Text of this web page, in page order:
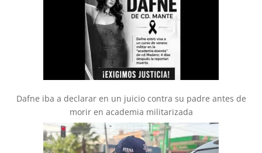
Dafne iba a declarar en un juicio contra su padre antes de
morir en academia militarizada